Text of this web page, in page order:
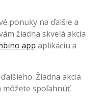
ponuky na ďalšie a
žiadna skvelá akcia
app aplikáciu a
Žiadna akcia
môžete spoľahnúť.